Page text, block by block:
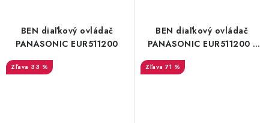
BEN diaľkový ovládač
PANASONIC EUR511200
33 %
BEN diaľkový ovládač
PANASONIC EUR511200 -
71 %